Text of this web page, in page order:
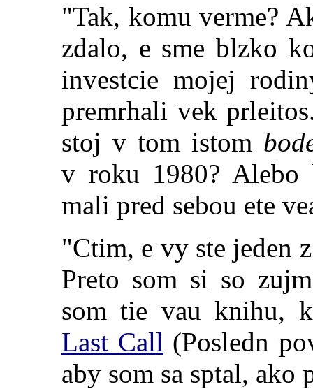
"Tak, komu verme?
zdalo, e sme blzko
investcie mojej
premrhali vek
stoj v tom istom
v roku 1980? Alebo
mali pred sebou ete
"Ctim, e vy ste jeden
Preto som si so
som tie vau knihu,
Last Call (Posledn po
aby som sa sptal, ako